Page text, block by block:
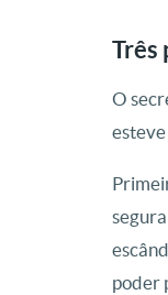
Três
O
poder